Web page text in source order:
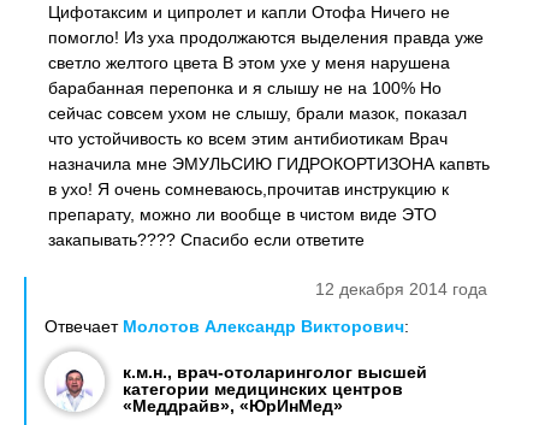
Цифотаксим и ципролет и капли Отофа Ничего не
помогло! Из уха продолжаются выделения правда уже
светло желтого цвета В этом ухе у меня нарушена
барабанная перепонка и я слышу не на 100% Но
сейчас совсем ухом не слышу, брали мазок, показал
что устойчивость ко всем этим антибиотикам Врач
назначила мне ЭМУЛЬСИЮ ГИДРОКОРТИЗОНА капвть
в ухо! Я очень сомневаюсь,прочитав инструкцию к
препарату, можно ли вообще в чистом виде ЭТО
закапывать???? Спасибо если ответите
12 декабря 2014 года
Отвечает Молотов Александр Викторович:
к.м.н., врач-отоларинголог высшей
категории медицинских центров
«Меддрайв», «ЮрИнМед»